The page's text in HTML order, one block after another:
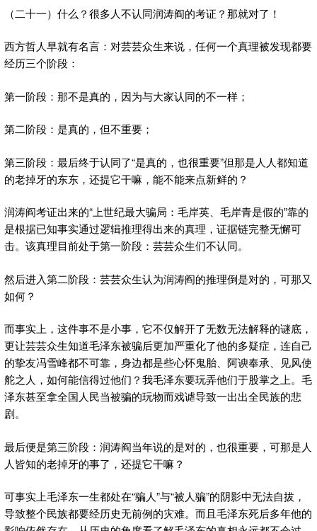
（二十一）什么？很多人不认同润涛阎的考证？那就对了！
西方哲人早就有名言：对芸芸众生来说，任何一个真理被发现都要
经历三个阶段：
第一阶段：那不是真的，因为与大家认同的不一样；
第二阶段：是真的，但不重要；
第三阶段：最后终于认同了“是真的，也很重要”但那是人人都知道
的老掉牙的东东，还提它干嘛，能不能来点新鲜的？
润涛阎考证出来的“上世纪最大骗局：毛岸英、毛岸青是假的”靠的
是根据已知事实通过逻辑推理得出来的真理，证据链完整无懈可
击。该真理目前处于第一阶段：芸芸众生们不认同。
然后进入第二阶段：芸芸众生认为润涛阎的推理倒是对的，可那又
如何？
而事实上，这件事不是小事，它不仅解开了无数无法解释的谜底，
更让芸芸众生知道毛泽东被骗后更加严重化了他的多疑症，连自己
的挚友冯雪峰都不可靠，身边都是些心怀鬼胎、阿谀奉承、见风使
舵之人，如何能信得过他们？我毛泽东要玩弄他们于股掌之上。毛
泽东甚至拿全国人民当被骗的玩物而戏谑导致一出出全民族的悲
剧。
最后便是第三阶段：润涛阎当年说的是对的，也很重要，可那是人
人皆知的老掉牙的事了，还提它干嘛？
可事实上毛泽东一生都处在“骗人”与“被人骗”的阴影中无法自拔，
导致整个民族都要经历史无前例的灾难。而且毛泽东死后多年他的